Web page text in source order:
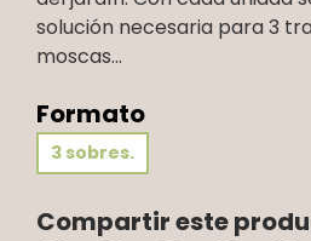
solución necesaria para 3
moscas...
Formato
3 sobres.
Compartir este